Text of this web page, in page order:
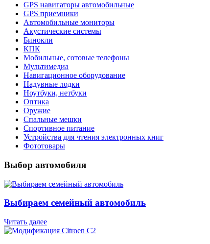
GPS навигаторы автомобильные
GPS приемники
Автомобильные мониторы
Акустические системы
Бинокли
КПК
Мобильные, сотовые телефоны
Мультимедиа
Навигационное оборудование
Надувные лодки
Ноутбуки, нетбуки
Оптика
Оружие
Спальные мешки
Спортивное питание
Устройства для чтения электронных книг
Фототовары
Выбор автомобиля
Выбираем семейный автомобиль
Читать далее